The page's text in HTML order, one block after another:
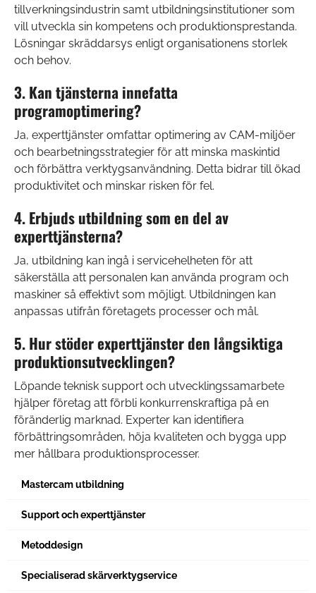
Mastercam utbildning
Support och experttjänster
Metoddesign
Specialiserad skärverktygservice
tillverkningsindustrin samt utbildningsinstitutioner som
vill utveckla sin kompetens och produktionsprestanda.
Lösningar skräddarsys enligt organisationens storlek
och behov.
3. Kan tjänsterna innefatta
programoptimering?
Ja, experttjänster omfattar optimering av CAM-miljöer
och bearbetningsstrategier för att minska maskintid
och förbättra verktygsanvändning. Detta bidrar till ökad
produktivitet och minskar risken för fel.
4. Erbjuds utbildning som en del av
experttjänsterna?
Ja, utbildning kan ingå i servicehelheten för att
säkerställa att personalen kan använda program och
maskiner så effektivt som möjligt. Utbildningen kan
anpassas utifrån företagets processer och mål.
5. Hur stöder experttjänster den långsiktiga
produktionsutvecklingen?
Löpande teknisk support och utvecklingssamarbete
hjälper företag att förbli konkurrenskraftiga på en
föränderlig marknad. Experter kan identifiera
förbättringsområden, höja kvaliteten och bygga upp
mer hållbara produktionsprocesser.